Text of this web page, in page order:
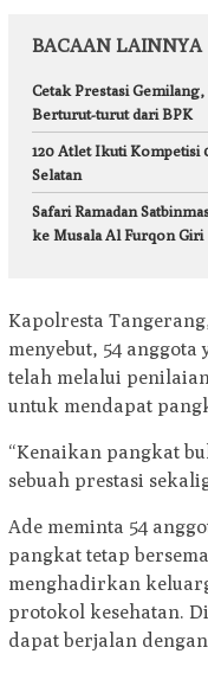
BACAAN LAINNYA
Cetak Prestasi
Berturut-turut dari BPK
120 Atlet Ikuti Kompetisi
Selatan
Safari Ramadan
ke Musala Al Furqon Giri
Kapolresta
menyebut, 54
telah melalui
untuk mendapat
“Kenaikan pangkat
sebuah prestasi
Ade meminta 54
pangkat tetap
menghadirkan
protokol kesehatan.
dapat berjalan